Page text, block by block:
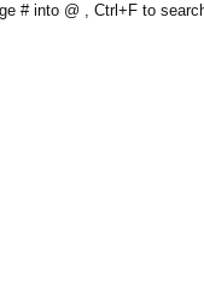
# into @ , Ctrl+F to